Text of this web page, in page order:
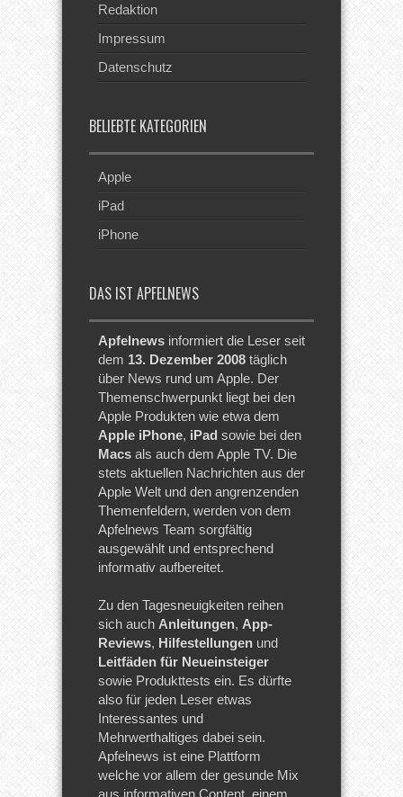
Redaktion
Impressum
Datenschutz
BELIEBTE KATEGORIEN
Apple
iPad
iPhone
DAS IST APFELNEWS
Apfelnews informiert die Leser seit
dem 13. Dezember 2008 täglich
über News rund um Apple. Der
Themenschwerpunkt liegt bei den
Apple Produkten wie etwa dem
Apple iPhone, iPad sowie bei den
Macs als auch dem Apple TV. Die
stets aktuellen Nachrichten aus der
Apple Welt und den angrenzenden
Themenfeldern, werden von dem
Apfelnews Team sorgfältig
ausgewählt und entsprechend
informativ aufbereitet.
Zu den Tagesneuigkeiten reihen
sich auch Anleitungen, App-
Reviews, Hilfestellungen und
Leitfäden für Neueinsteiger
sowie Produkttests ein. Es dürfte
also für jeden Leser etwas
Interessantes und
Mehrwerthaltiges dabei sein.
Apfelnews ist eine Plattform
welche vor allem der gesunde Mix
aus informativen Content, einem